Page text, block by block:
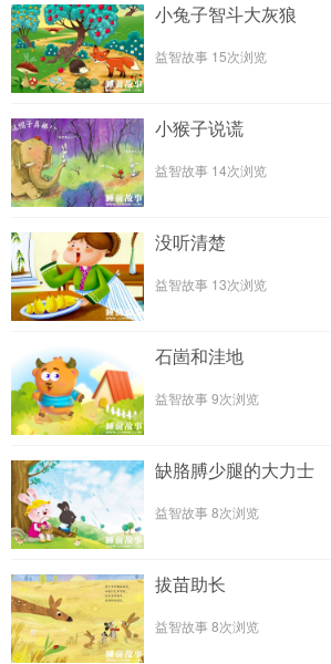
小兔子智斗大灰狼
益智故事 15次浏览
小猴子说谎
益智故事 14次浏览
没听清楚
益智故事 13次浏览
石崮和洼地
益智故事9次浏览
缺胳膊少腿的大力士
益智故事8次浏览
拔苗助长
益智故事8次浏览